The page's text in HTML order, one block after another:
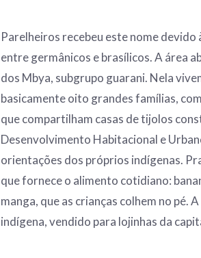
Parelheiros recebeu este nome
entre germânicos e brasílicos. A área
dos Mbya, subgrupo guarani. Nela
basicamente oito grandes famílias,
que compartilham casas de tijolos
Desenvolvimento Habitacional e
orientações dos próprios indígenas.
que fornece o alimento cotidiano:
manga, que as crianças colhem no pé.
indígena, vendido para lojinhas da